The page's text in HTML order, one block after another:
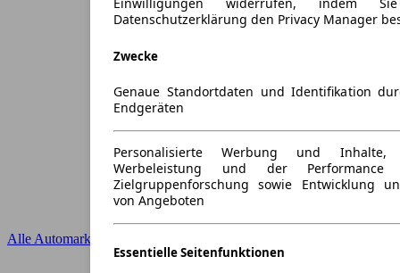
Einwilligungen widerrufen, indem
Datenschutzerklärung den Privacy Manager
Zwecke
Genaue Standortdaten und Identifikation
Endgeräten
Personalisierte Werbung und Inhalte,
Werbeleistung und der
Zielgruppenforschung sowie Entwicklung
von Angeboten
Essentielle Seitenfunktionen
Alle Automarken